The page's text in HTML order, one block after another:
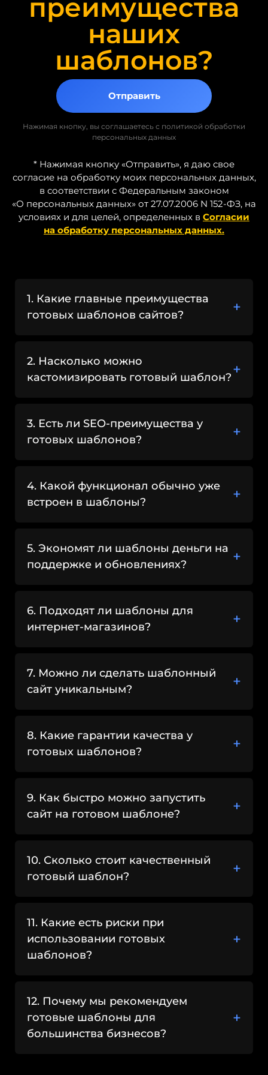
потерю качества — современные
шаблоны создаются с учетом
актуальных стандартов веб-дизайна и
пользовательского опыта.
Продуманная
структура и
удобство для
пользователей
Большинство готовых шаблонов
разрабатываются на основе лучших
UX-практик. Это означает:
логичную навигацию;
Такая организация помогает
посетителям быстрее находить нужную
информацию, а это положительно
Адаптивность и
отображение
мобильные устройства, планшеты и
разные разрешения экранов. Это
критически важно, так как
Адаптивный дизайн улучшает
систем.
SEO-
шаблонов
корректная HTML-структура;
возможность легко
дальнейшего продвижения сайта в
поисковых системах без
Возможность
кастомизации
а фундамент. Его можно дорабатывать,
изменять цвета, шрифты, блоки и
функциональность под конкретные
преимущества
наших
шаблонов?
Отправить
Нажимая кнопку, вы соглашаетесь с политикой обработки
персональных данных
* Нажимая кнопку «Отправить», я даю свое
согласие на обработку моих персональных данных,
в соответствии с Федеральным законом
«О персональных данных» от 27.07.2006 N 152-ФЗ, на
условиях и для целей, определенных в Согласии
на обработку персональных данных.
1. Какие главные преимущества
готовых шаблонов сайтов?
2. Насколько можно
кастомизировать готовый шаблон?
3. Есть ли SEO-преимущества у
готовых шаблонов?
4. Какой функционал обычно уже
встроен в шаблоны?
5. Экономят ли шаблоны деньги на
поддержке и обновлениях?
6. Подходят ли шаблоны для
интернет-магазинов?
7. Можно ли сделать шаблонный
сайт уникальным?
8. Какие гарантии качества у
готовых шаблонов?
9. Как быстро можно запустить
сайт на готовом шаблоне?
10. Сколько стоит качественный
готовый шаблон?
11. Какие есть риски при
использовании готовых
шаблонов?
12. Почему мы рекомендуем
готовые шаблоны для
большинства бизнесов?